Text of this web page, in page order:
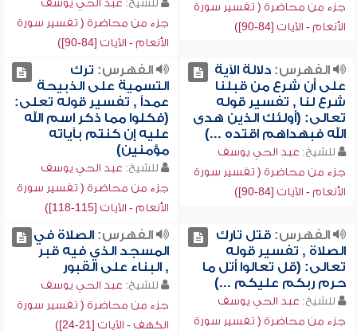
جزء من محاضرة ( تفسير سورة
الأنعام - الآيات [84-90])
للشيخ: عبد الحي يوسف
جزء من محاضرة ( تفسير سورة
الأنعام - الآيات [84-90])
الفهرس:دلالة الآية
على أن شرع من قبلنا
شرع لنا , تفسير قوله
تعالى: (أولئك الذين هدى
الله فبهداهم اقتده ...)
للشيخ: عبد الحي يوسف
جزء من محاضرة ( تفسير سورة
الأنعام - الآيات [84-90])
الفهرس: ترك
التسمية على الذبيحة
عمداً , تفسير قوله تعلى:
(فكلوا مما ذكر اسم الله
عليه إن كنتم بآياته
مؤمنين)
للشيخ: عبد الحي يوسف
جزء من محاضرة ( تفسير سورة
الأنعام - الآيات [115-118])
الفهرس:قتل تارك
الصلاة , تفسير قوله
تعالى: (قل تعالوا أتل ما
حرم ربكم عليكم ...)
للشيخ: عبد الحي يوسف
جزء من محاضرة ( تفسير سورة
الفهرس:الصلاة في
المسجد الذي فيه قبر
, البناء على القبور
للشيخ: عبد الحي يوسف
جزء من محاضرة ( تفسير سورة
الكهف - الآيات [21-24])